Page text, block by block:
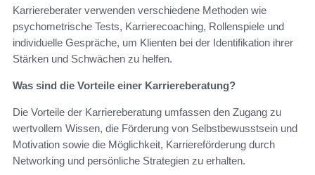
Karriereberater verwenden verschiedene Methoden wie
psychometrische Tests, Karrierecoaching, Rollenspiele und
individuelle Gespräche, um Klienten bei der Identifikation ihrer
Stärken und Schwächen zu helfen.
Was sind die Vorteile einer Karriereberatung?
Die Vorteile der Karriereberatung umfassen den Zugang zu
wertvollem Wissen, die Förderung von Selbstbewusstsein und
Motivation sowie die Möglichkeit, Karriereförderung durch
Networking und persönliche Strategien zu erhalten.